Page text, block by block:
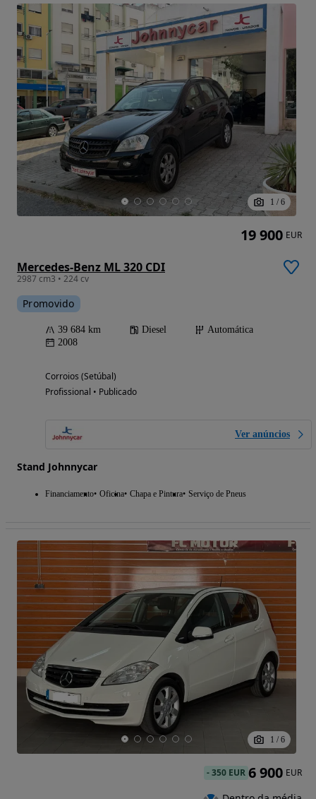
1 / 6
Mercedes-Benz ML 320 CDI
2987 cm3 • 224 cv
Promovido
39 684 km Diesel
Automática
2008
Corroios (Setúbal)
Profissional • Publicado
Ver anúncios
Stand Johnnycar
Financiamento Oficina Chapa e Pintura Serviço de Pneus
19 900 EUR
1 / 6
-350 EUR 6 900 EUR